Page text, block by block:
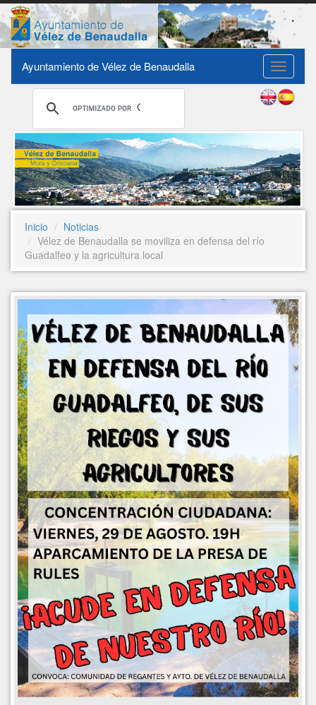
Toggle
Ayuntamiento de Vélez de Benaudalla
Inicio
Noticias
Vélez de Benaudalla se moviliza en defensa del río
Guadalfeo y la agricultura local